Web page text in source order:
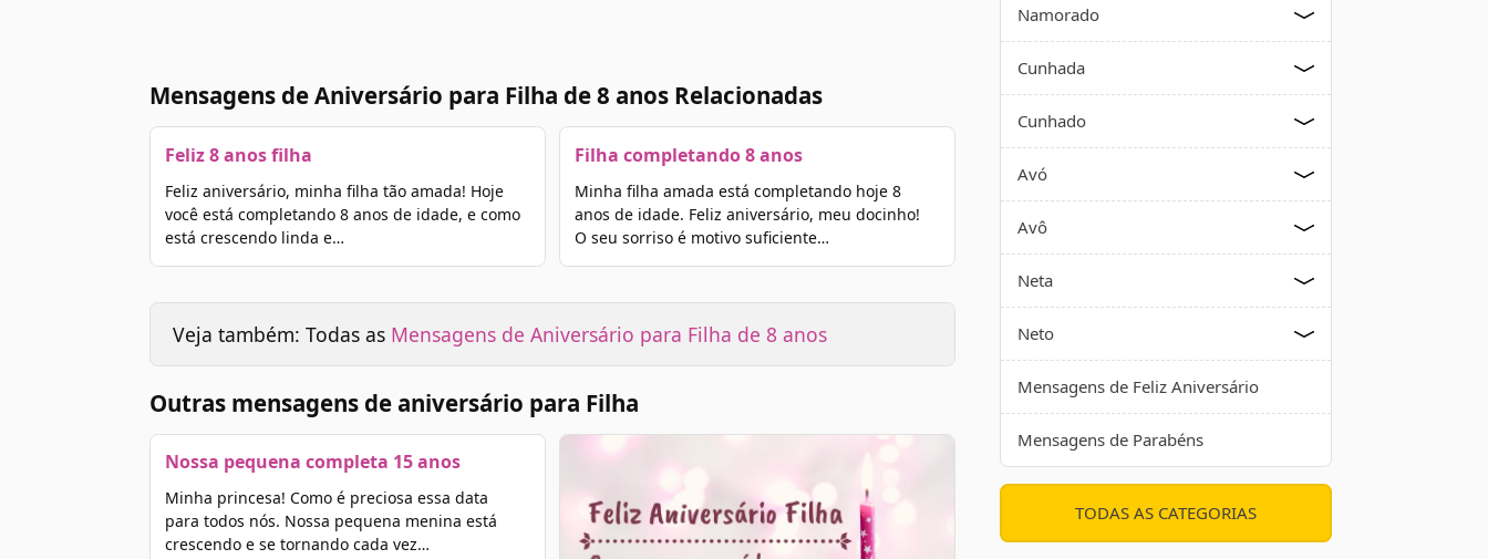
Mensagens de Aniversário para Filha de 8 anos Relacionadas
Feliz 8 anos filha
Feliz aniversário, minha filha tão amada! Hoje
você está completando 8 anos de idade, e como
está crescendo linda e…
Filha completando 8 anos
Minha filha amada está completando hoje 8
anos de idade. Feliz aniversário, meu docinho!
O seu sorriso é motivo suficiente…
Veja também: Todas as Mensagens de Aniversário para Filha de 8 anos
Outras mensagens de aniversário para Filha
Nossa pequena completa 15 anos
Minha princesa! Como é preciosa essa data
para todos nós. Nossa pequena menina está
crescendo e se tornando cada vez…
Namorado
Cunhada
Cunhado
Avó
Avô
Neta
Neto
Mensagens de Feliz Aniversário
Mensagens de Parabéns
TODAS AS CATEGORIAS